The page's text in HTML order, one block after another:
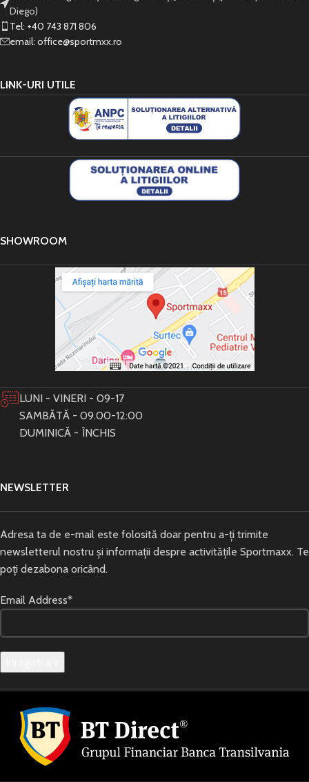
Diego)
Tel: +40 743 871 806
email: office@sportmxx.ro
LINK-URI UTILE
SHOWROOM
LUNI - VINERI - 09-17
SAMBĂTĂ - 09.00-12:00
DUMINICĂ - ÎNCHIS
NEWSLETTER
Adresa ta de e-mail este folosită doar pentru a-ți trimite
newsletterul nostru și informații despre activitățile Sportmaxx. Te
poți dezabona oricând.
Email Address*